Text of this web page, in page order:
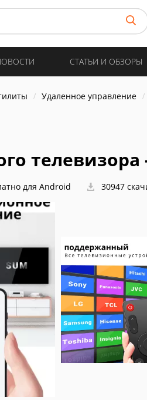
СТАТЬИ И ОБЗОРЫ
Удаленное управление
для Android 30947